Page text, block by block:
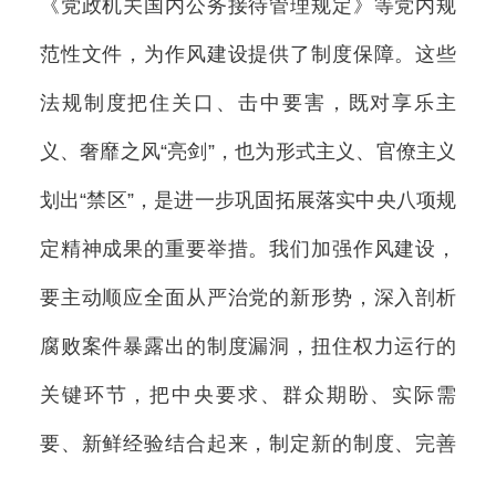
《党政机关国内公务接待管理规定》等党内规
范性文件，为作风建设提供了制度保障。这些
法规制度把住关口、击中要害，既对享乐主
义、奢靡之风“亮剑”，也为形式主义、官僚主义
划出“禁区”，是进一步巩固拓展落实中央八项规
定精神成果的重要举措。我们加强作风建设，
要主动顺应全面从严治党的新形势，深入剖析
腐败案件暴露出的制度漏洞，扭住权力运行的
关键环节，把中央要求、群众期盼、实际需
要、新鲜经验结合起来，制定新的制度、完善